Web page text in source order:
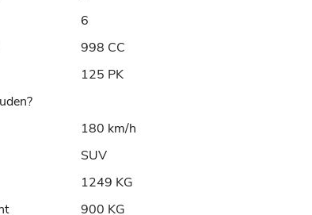
6
998 CC
125 PK
180 km/h
SUV
1249 KG
900 KG